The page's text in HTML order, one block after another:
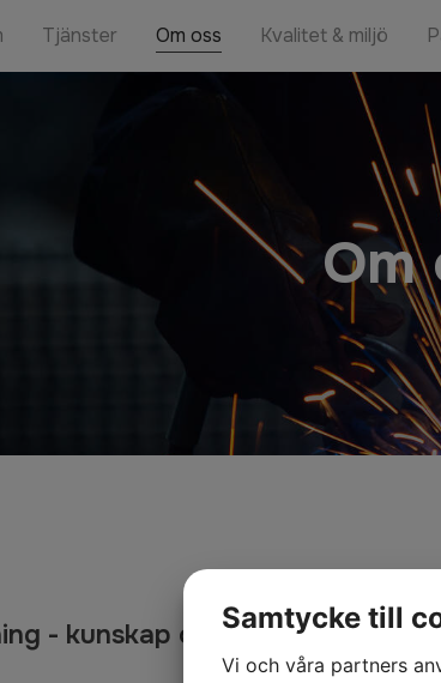
Tjänster Om oss Kvalitet & miljö
Om
- kunskap och kvalitet
Samtycke till
Vi och våra partners